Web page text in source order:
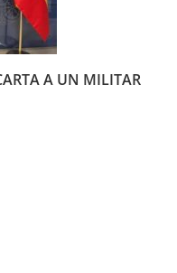
A UN MILITAR